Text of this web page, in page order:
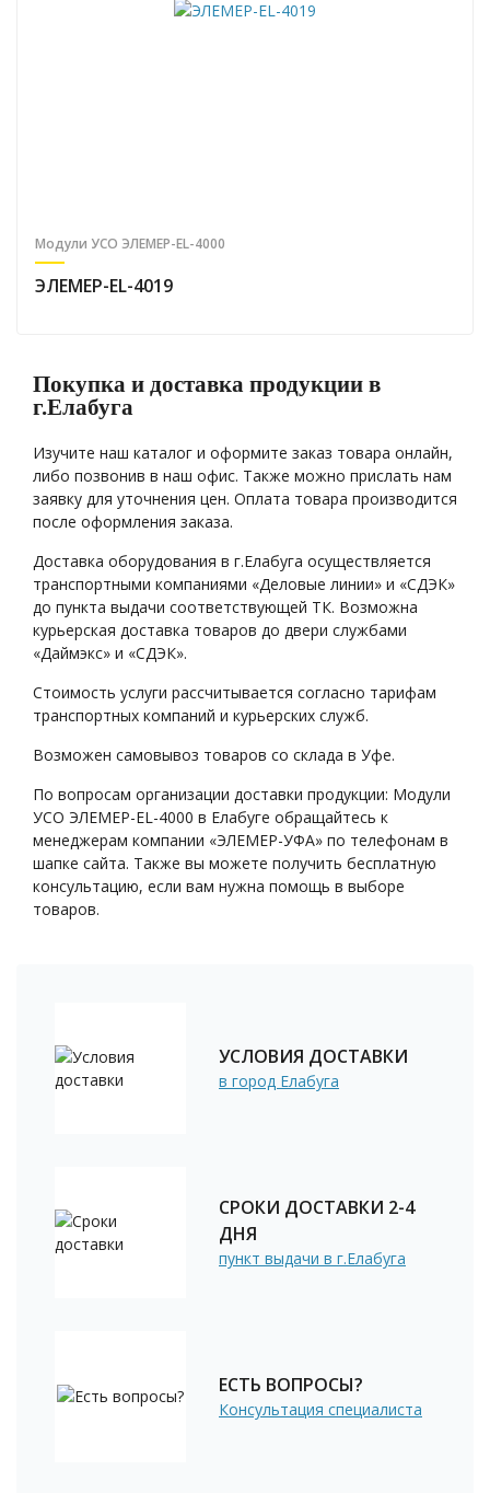
Модули УСО ЭЛЕМЕР-EL-4000
ЭЛЕМЕР-EL-4019
Покупка и доставка продукции в
г.Елабуга
Изучите наш каталог и оформите заказ товара онлайн,
либо позвонив в наш офис. Также можно прислать нам
заявку для уточнения цен. Оплата товара производится
после оформления заказа.
Доставка оборудования в г.Елабуга осуществляется
транспортными компаниями «Деловые линии» и «СДЭК»
до пункта выдачи соответствующей ТК. Возможна
курьерская доставка товаров до двери службами
«Даймэкс» и «СДЭК».
Стоимость услуги рассчитывается согласно тарифам
транспортных компаний и курьерских служб.
Возможен самовывоз товаров со склада в Уфе.
По вопросам организации доставки продукции: Модули
УСО ЭЛЕМЕР-EL-4000 в Елабуге обращайтесь к
менеджерам компании «ЭЛЕМЕР-УФА» по телефонам в
шапке сайта. Также вы можете получить бесплатную
консультацию, если вам нужна помощь в выборе
товаров.
УСЛОВИЯ ДОСТАВКИ
в город Елабуга
СРОКИ ДОСТАВКИ 2-4
ДНЯ
пункт выдачи в г.Елабуга
ЕСТЬ ВОПРОСЫ?
Консультация специалиста